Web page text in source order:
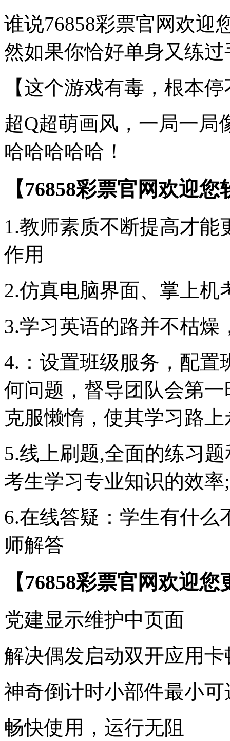
谁说76858彩票官网欢迎
然如果你恰好单身又练
【这个游戏有毒，根本
超Q超萌画风，一局一局
哈哈哈哈哈！
【76858彩票官网欢迎
1.教师素质不断提高才
作用
2.仿真电脑界面、掌上
3.学习英语的路并不枯燥
4.：设置班级服务，配置
何问题，督导团队会第
克服懒惰，使其学习路
5.线上刷题,全面的练习
考生学习专业知识的效率;
6.在线答疑：学生有什
师解答
【76858彩票官网欢迎
党建显示维护中页面
解决偶发启动双开应用
神奇倒计时小部件最小
畅快使用，运行无阻